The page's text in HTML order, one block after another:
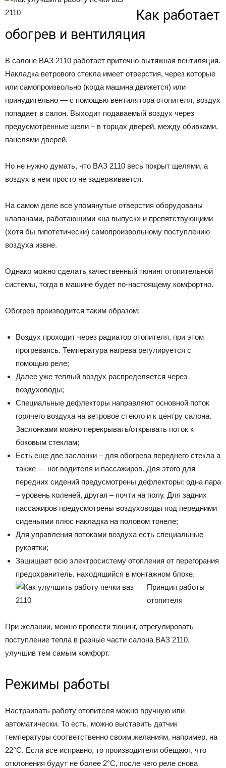
Как работает
обогрев и вентиляция
В салоне ВАЗ 2110 работает приточно-вытяжная вентиляция.
Накладка ветрового стекла имеет отверстия, через которые
или самопроизвольно (когда машина движется) или
принудительно — с помощью вентилятора отопителя, воздух
попадает в салон. Выходит подаваемый воздух через
предусмотренные щели – в торцах дверей, между обивками,
панелями дверей.
Но не нужно думать, что ВАЗ 2110 весь покрыт щелями, а
воздух в нем просто не задерживается.
На самом деле все упомянутые отверстия оборудованы
клапанами, работающими «на выпуск» и препятствующими
(хотя бы гипотетически) самопроизвольному поступлению
воздуха извне.
Однако можно сделать качественный тюнинг отопительной
системы, тогда в машине будет по-настоящему комфортно.
Обогрев производится таким образом:
Воздух проходит через радиатор отопителя, при этом
прогреваясь. Температура нагрева регулируется с
помощью реле;
Далее уже теплый воздух распределяется через
воздуховоды;
Специальные дефлекторы направляют основной поток
горячего воздуха на ветровое стекло и к центру салона.
Заслонками можно перекрывать/открывать поток к
боковым стеклам;
Есть еще две заслонки – для обогрева переднего стекла а
также — ног водителя и пассажиров. Для этого для
передних сидений предусмотрены дефлекторы: одна пара
– уровень коленей, другая – почти на полу. Для задних
пассажиров предусмотрены воздуховоды под передними
сиденьями плюс накладка на половом тонеле;
Для управления потоками воздуха есть специальные
рукоятки;
Защищает всю электросистему отопления от перегорания
предохранитель, находящийся в монтажном блоке.
Принцип работы
отопителя
При желании, можно провести тюнинг, отрегулировать
поступление тепла в разные части салона ВАЗ 2110,
улучшив тем самым комфорт.
Режимы работы
Настраивать работу отопителя можно вручную или
автоматически. То есть, можно выставить датчик
температуры соответственно своим желаниям, например, на
22°С. Если все исправно, то производители обещают, что
отклонения будут не более 2°С, после чего реле снова